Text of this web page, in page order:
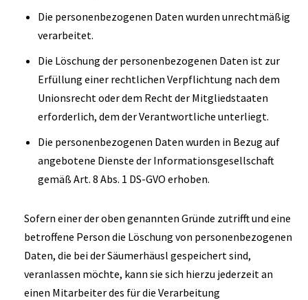
Die personenbezogenen Daten wurden unrechtmäßig
verarbeitet.
Die Löschung der personenbezogenen Daten ist zur
Erfüllung einer rechtlichen Verpflichtung nach dem
Unionsrecht oder dem Recht der Mitgliedstaaten
erforderlich, dem der Verantwortliche unterliegt.
Die personenbezogenen Daten wurden in Bezug auf
angebotene Dienste der Informationsgesellschaft
gemäß Art. 8 Abs. 1 DS-GVO erhoben.
Sofern einer der oben genannten Gründe zutrifft und eine
betroffene Person die Löschung von personenbezogenen
Daten, die bei der Säumerhäusl gespeichert sind,
veranlassen möchte, kann sie sich hierzu jederzeit an
einen Mitarbeiter des für die Verarbeitung